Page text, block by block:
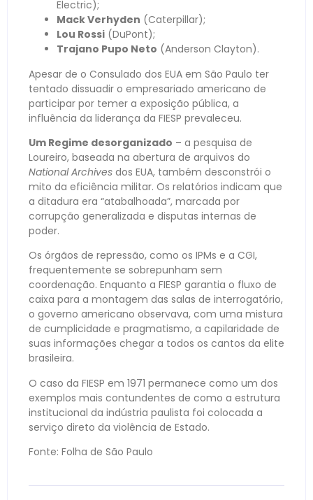
Electric);
Mack Verhyden (Caterpillar);
Lou Rossi (DuPont);
Trajano Pupo Neto (Anderson Clayton).
Apesar de o Consulado dos EUA em São Paulo ter
tentado dissuadir o empresariado americano de
participar por temer a exposição pública, a
influência da liderança da FIESP prevaleceu.
Um Regime desorganizado – a pesquisa de
Loureiro, baseada na abertura de arquivos do
National Archives dos EUA, também desconstrói o
mito da eficiência militar. Os relatórios indicam que
a ditadura era “atabalhoada”, marcada por
corrupção generalizada e disputas internas de
poder.
Os órgãos de repressão, como os IPMs e a CGI,
frequentemente se sobrepunham sem
coordenação. Enquanto a FIESP garantia o fluxo de
caixa para a montagem das salas de interrogatório,
o governo americano observava, com uma mistura
de cumplicidade e pragmatismo, a capilaridade de
suas informações chegar a todos os cantos da elite
brasileira.
O caso da FIESP em 1971 permanece como um dos
exemplos mais contundentes de como a estrutura
institucional da indústria paulista foi colocada a
serviço direto da violência de Estado.
Fonte: Folha de São Paulo